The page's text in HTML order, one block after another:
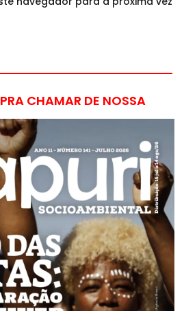
CHAMAR DE NOSSA